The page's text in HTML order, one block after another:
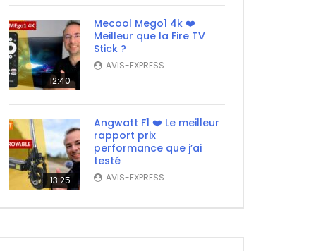
12:40
Mecool Mego1 4k ❤️
Meilleur que la Fire TV
Stick ?
AVIS-EXPRESS
13:25
Angwatt F1 ❤️ Le meilleur
rapport prix
performance que j’ai
testé
AVIS-EXPRESS